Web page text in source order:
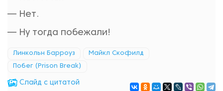
— Нет.
— Ну тогда побежали!
Линкольн Барроуз Майкл Скофилд
Побег (Prison Break)
Cлайд с цитатой